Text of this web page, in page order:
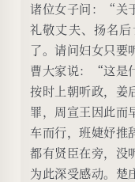
非道。是以
乐，齐姜遣
夫非道则谏
得为贤乎！
远，是用大谏
诸位女子问：“关
礼敬丈夫、扬名
了。请问妇女只要
曹大家说：“这是
按时上朝听政，姜
罪，周宣王因此而
车而行，班婕妤推
都有贤臣在旁，没
为此深受感动。楚